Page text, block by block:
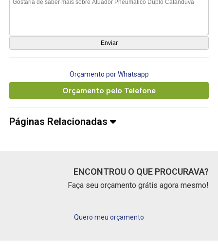
Orçamento por Whatsapp
Orçamento pelo Telefone
Páginas Relacionadas
ENCONTROU O QUE PROCURAVA?
Faça seu orçamento grátis agora mesmo!
Quero meu orçamento